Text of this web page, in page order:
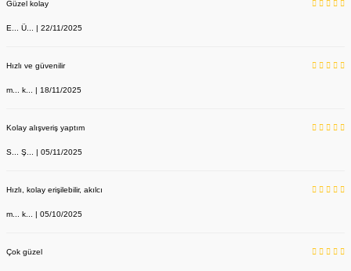
Güzel kolay
E... Ü... | 22/11/2025
Hızlı ve güvenilir
m... k... | 18/11/2025
Kolay alışveriş yaptım
S... Ş... | 05/11/2025
Hızlı, kolay erişilebilir, akılcı
m... k... | 05/10/2025
Çok güzel